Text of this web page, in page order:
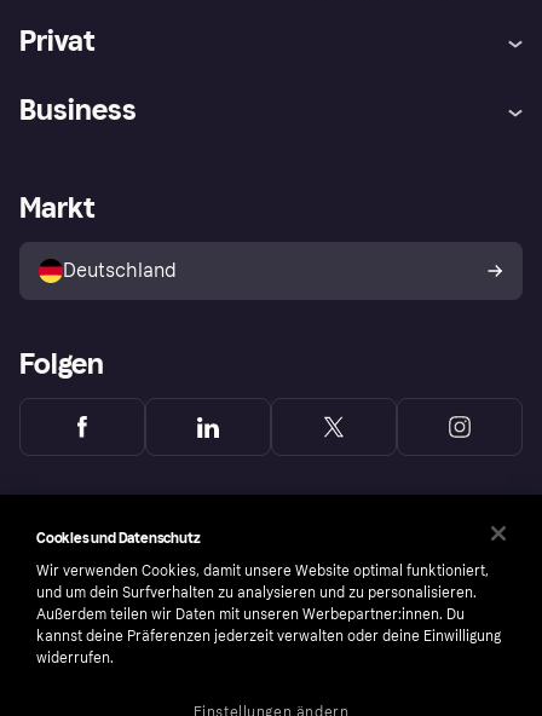
Privat
Klarna App
Shops entdecken
Käuferschutzrichtlinie
Dein Widerrufsrecht
Business
Händlerportal
Markt
Deutschland
Folgen
Cookies und Datenschutz
Wir verwenden Cookies, damit unsere Website optimal funktioniert,
und um dein Surfverhalten zu analysieren und zu personalisieren.
Außerdem teilen wir Daten mit unseren Werbepartner:innen. Du
kannst deine Präferenzen jederzeit verwalten oder deine Einwilligung
widerrufen.
Einstellungen ändern